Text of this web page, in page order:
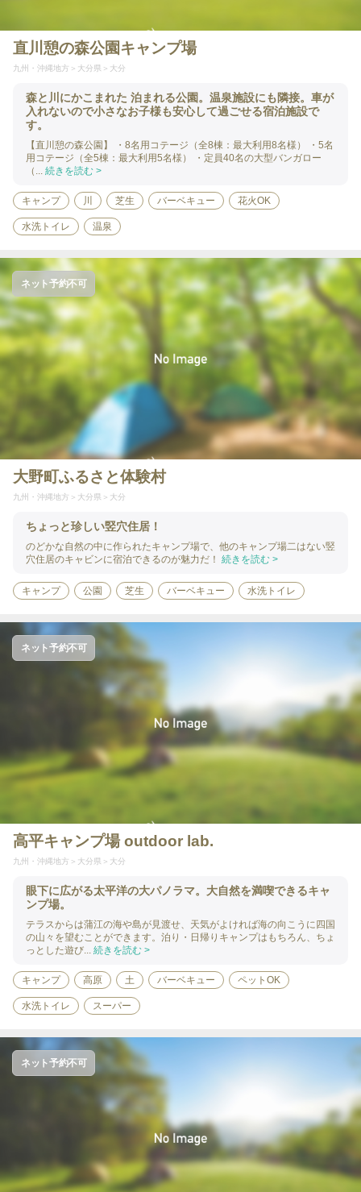
直川憩の森公園キャンプ場
九州・沖縄地方 大分県 大分
森と川にかこまれた 泊まれる公園。温泉施設にも隣接。車が
入れないので小さなお子様も安心して過ごせる宿泊施設で
す。
【直川憩の森公園】 ・8名用コテージ（全8棟：最大利用8名様） ・5名
用コテージ（全5棟：最大利用5名様） ・定員40名の大型バンガロー
（... 続きを読む >
キャンプ 川 芝生 バーベキュー 花火OK
水洗トイレ 温泉
ネット予約不可
大野町ふるさと体験村
九州・沖縄地方 大分県 大分
ちょっと珍しい竪穴住居！
のどかな自然の中に作られたキャンプ場で、他のキャンプ場二はない竪
穴住居のキャビンに宿泊できるのが魅力だ！ 続きを読む >
キャンプ 公園 芝生 バーベキュー 水洗トイレ
ネット予約不可
高平キャンプ場 outdoor lab.
九州・沖縄地方 大分県 大分
眼下に広がる太平洋の大パノラマ。大自然を満喫できるキャ
ンプ場。
テラスからは蒲江の海や島が見渡せ、天気がよければ海の向こうに四国
の山々を望むことができます。泊り・日帰りキャンプはもちろん、ちょ
っとした遊び... 続きを読む >
キャンプ 高原 土 バーベキュー ペットOK
水洗トイレ スーパー
ネット予約不可